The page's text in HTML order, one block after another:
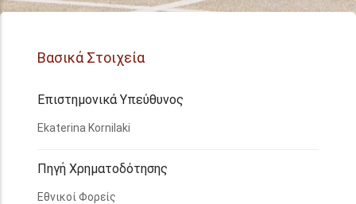
Βασικά Στοιχεία
Επιστημονικά Υπεύθυνος
Ekaterina Kornilaki
Πηγή Χρηματοδότησης
Εθνικοί Φορείς